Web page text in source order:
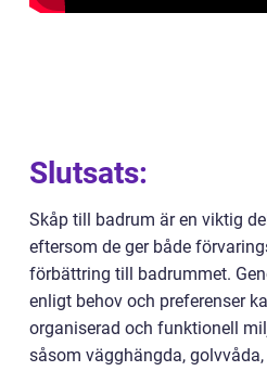
Slutsats:
Skåp till badrum är en viktig
eftersom de ger både
förbättring till badrummet.
enligt behov och preferenser
organiserad och funktionell
såsom vägghängda,